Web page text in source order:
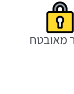
מאובטח